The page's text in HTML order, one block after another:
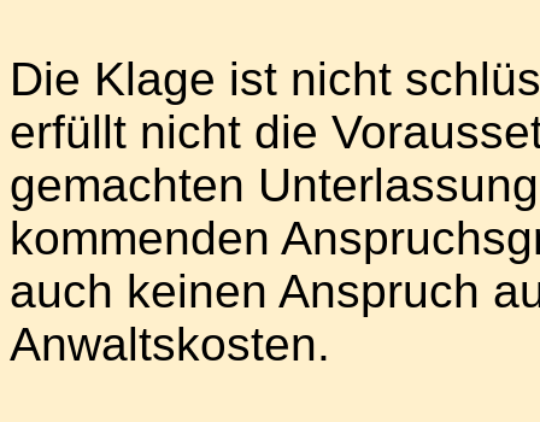
Die Klage ist nicht
erfüllt nicht die
gemachten
kommenden
auch keinen Anspruch
Anwaltskosten.